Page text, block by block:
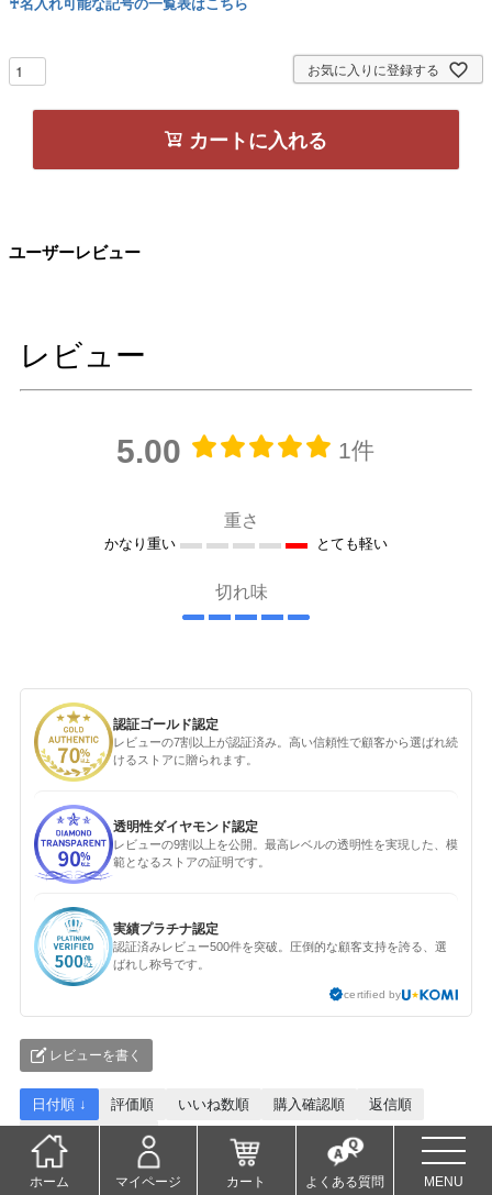
お気に入りに登録する
カートに入れる
ユーザーレビュー
レビュー
5.00 1件
重さ
かなり重い とても軽い
切れ味
認証ゴールド認定
レビューの7割以上が認証済み。高い信頼性で顧客から選ばれ続
けるストアに贈られます。
透明性ダイヤモンド認定
レビューの9割以上を公開。最高レベルの透明性を実現した、模
範となるストアの証明です。
実績プラチナ認定
認証済みレビュー500件を突破。圧倒的な顧客支持を誇る、選
ばれし称号です。
certified by
レビューを書く
詳細フィルター
日付順 ↓ 評価順 いいね数順 購入確認順
返信順
写真・動画付き順
ホーム マイページ カート よくある質問 MENU